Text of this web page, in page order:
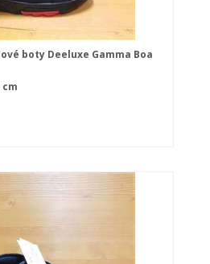
boty Deeluxe Gamma Boa
cm